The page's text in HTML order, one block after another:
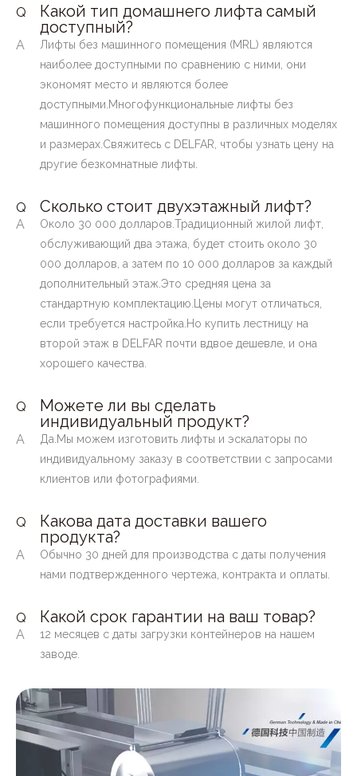
Q
Какой тип домашнего лифта самый
доступный?
A
Лифты без машинного помещения (MRL) являются
наиболее доступными по сравнению с ними, они
экономят место и являются более
доступными.Многофункциональные лифты без
машинного помещения доступны в различных моделях
и размерах.Свяжитесь с DELFAR, чтобы узнать цену на
другие безкомнатные лифты.
Q Сколько стоит двухэтажный лифт?
A
Около 30 000 долларов.Традиционный жилой лифт,
обслуживающий два этажа, будет стоить около 30
000 долларов, а затем по 10 000 долларов за каждый
дополнительный этаж.Это средняя цена за
стандартную комплектацию.Цены могут отличаться,
если требуется настройка.Но купить лестницу на
второй этаж в DELFAR почти вдвое дешевле, и она
хорошего качества.
Q
Можете ли вы сделать
индивидуальный продукт?
A
Да.Мы можем изготовить лифты и эскалаторы по
индивидуальному заказу в соответствии с запросами
клиентов или фотографиями.
Q
Какова дата доставки вашего
продукта?
A
Обычно 30 дней для производства с даты получения
нами подтвержденного чертежа, контракта и оплаты.
Q Какой срок гарантии на ваш товар?
A
12 месяцев с даты загрузки контейнеров на нашем
заводе.